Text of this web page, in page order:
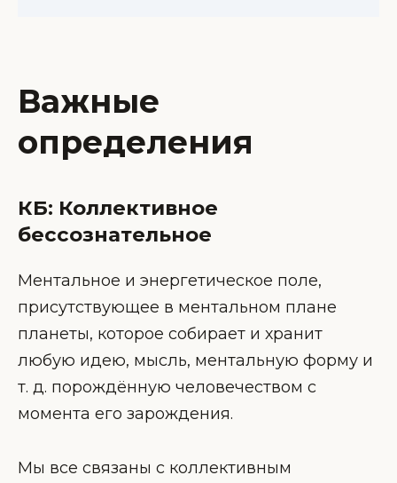
Важные
определения
КБ: Коллективное
бессознательное
Ментальное и энергетическое поле,
присутствующее в ментальном плане
планеты, которое собирает и хранит
любую идею, мысль, ментальную форму и
т. д. порождённую человечеством с
момента его зарождения.
Мы все связаны с коллективным